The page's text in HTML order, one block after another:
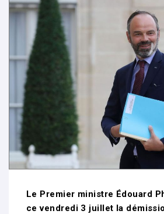
Le Premier ministre Édouard
ce vendredi 3 juillet la